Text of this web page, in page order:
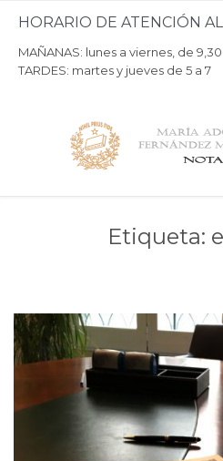
HORARIO DE ATENCIÓN
MAÑANAS: lunes a viernes, de 9,30
TARDES: martes y jueves de 5 a 7
Etiqueta: